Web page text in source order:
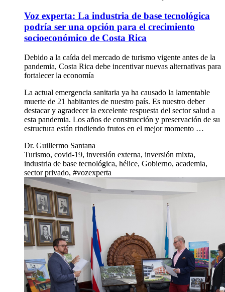
Voz experta: La industria de base tecnológica
podría ser una opción para el crecimiento
socioeconómico de Costa Rica
Debido a la caída del mercado de turismo vigente antes de la
pandemia, Costa Rica debe incentivar nuevas alternativas para
fortalecer la economía
La actual emergencia sanitaria ya ha causado la lamentable
muerte de 21 habitantes de nuestro país. Es nuestro deber
destacar y agradecer la excelente respuesta del sector salud a
esta pandemia. Los años de construcción y preservación de su
estructura están rindiendo frutos en el mejor momento …
Dr. Guillermo Santana
Turismo, covid-19, inversión externa, inversión mixta,
industria de base tecnológica, hélice, Gobierno, academia,
sector privado, #vozexperta